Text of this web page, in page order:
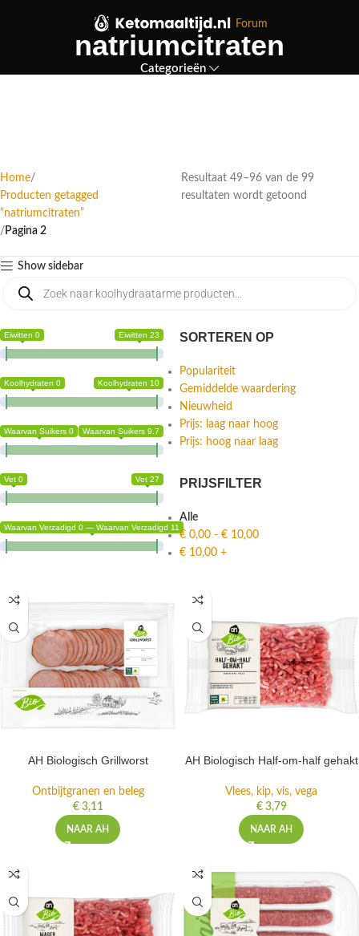
Forum
natriumcitraten
Categorieën
Home
Producten getagged
“natriumcitraten”
Pagina 2
Resultaat 49–96 van de 99
resultaten wordt getoond
Show sidebar
Eiwitten 0 Eiwitten 23
Koolhydraten 0 Koolhydraten 10
Waarvan Suikers 0 Waarvan Suikers 9.7
Vet 0 Vet 27
Waarvan Verzadigd 0 — Waarvan Verzadigd 11
SORTEREN OP
Populariteit
Gemiddelde waardering
Nieuwheid
Prijs: laag naar hoog
Prijs: hoog naar laag
PRIJSFILTER
Alle
€ 0,00 - € 10,00
€ 10,00 +
AH Biologisch Grillworst
Ontbijtgranen en beleg
€3,11
NAAR AH
AH Biologisch Half-om-half gehakt
Vlees, kip, vis, vega
€3,79
NAAR AH